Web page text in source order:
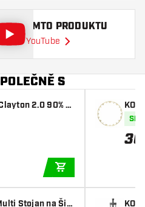
O TOMTO PRODUKTU
na YouTube
S
2.0 90% -
Stojan na Šip